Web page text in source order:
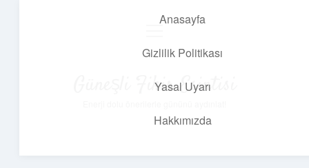
Anasayfa
Gizlilik Politikası
Yasal Uyarı
Hakkımızda
Güneşli Fikir Esintisi